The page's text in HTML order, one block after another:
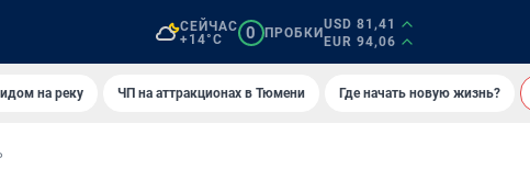
СЕЙЧАС
+14°C
0 ПРОБКИ
USD 81,41
EUR 94,06
на реку ЧП на аттракционах в Тюмени Где начать новую жизнь?